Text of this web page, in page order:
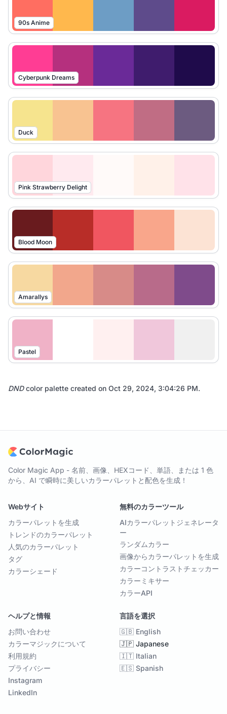
90s Anime
Cyberpunk Dreams
Duck
Pink Strawberry Delight
Blood Moon
Amarallys
Pastel
DNDcolor palette created on Oct 29, 2024, 3:04:26 PM.
Color Magic App - 名前、画像、HEXコード、単語、または 1 色
から、AI で瞬時に美しいカラーパレットと配色を生成！
Webサイト
カラーパレットを生成
トレンドのカラーパレット
人気のカラーパレット
タグ
カラーシェード
無料のカラーツール
AIカラーパレットジェネレータ
ー
ランダムカラー
画像からカラーパレットを生成
カラーコントラストチェッカー
カラーミキサー
カラーAPI
ヘルプと情報
お問い合わせ
カラーマジックについて
利用規約
プライバシー
Instagram
LinkedIn
言語を選択
🇬🇧 English
🇯🇵 Japanese
🇮🇹 Italian
🇪🇸 Spanish